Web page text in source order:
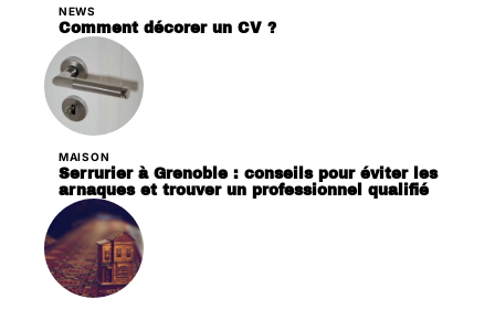
NEWS
Comment décorer un CV ?
MAISON
Serrurier à Grenoble : conseils pour éviter les
arnaques et trouver un professionnel qualifié